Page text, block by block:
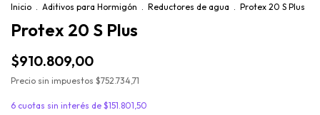
Inicio Aditivos para Hormigón Reductores de agua Protex 20 S Plus
Protex 20 S Plus
$910.809,00
Precio sin impuestos $752.734,71
6 cuotas sin interés de $151.801,50